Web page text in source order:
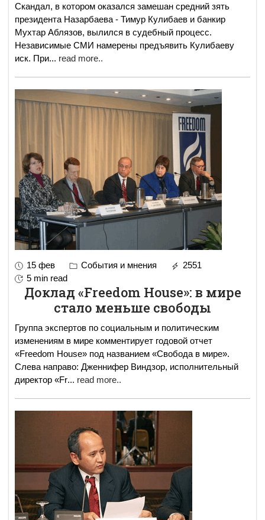
Скандал, в котором оказался замешан средний зять
президента Назарбаева - Тимур Кулибаев и банкир
Мухтар Аблязов, вылился в судебный процесс.
Независимые СМИ намерены предъявить Кулибаеву
иск. При... read more..
15 фев События и мнения
2551
5 min read
Доклад «Freedom House»: в мире
стало меньше свободы
Группа экспертов по социальным и политическим
изменениям в мире комментирует годовой отчет
«Freedom House» под названием «Свобода в мире».
Слева направо: Дженнифер Виндзор, исполнительный
директор «Fr... read more..